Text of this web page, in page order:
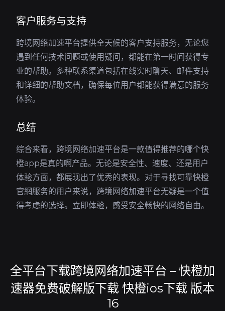
客户服务与支持
跨境网络加速平台提供全天候的客户支持服务，无论您
遇到任何技术问题或使用疑问，都能在第一时间获得专
业的帮助。多种联系渠道包括在线实时聊天、邮件支持
和详细的帮助文档，确保每位用户都能获得满意的服务
体验。
总结
综合来看，跨境网络加速平台是一款值得推荐的哪个快
橙app是真的啊产品。无论是安全性、速度、还是用户
体验方面，都展现出了优秀的表现。对于寻找可靠快橙
官網服务的用户来说，跨境网络加速平台无疑是一个值
得考虑的选择。立即体验，感受安全畅快的网络自由。
全平台下载跨境网络加速平台 – 快橙加
速器免费破解版下载 快橙ios下载 版本
16